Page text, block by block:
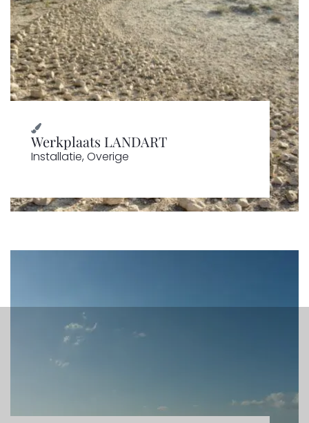
Werkplaats LANDART
Installatie, Overige